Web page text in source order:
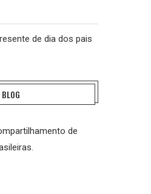
de dia dos pais
de